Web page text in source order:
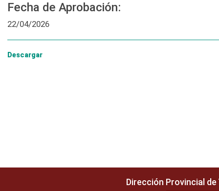
Fecha de Aprobación:
22/04/2026
Descargar
Dirección Provincial